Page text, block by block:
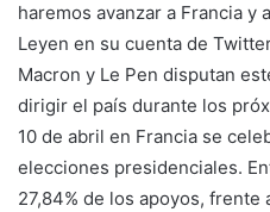
haremos avanzar a Francia y
Leyen en su cuenta de
Macron y Le Pen disputan
dirigir el país durante los
10 de abril en Francia se
elecciones presidenciales.
27,84% de los apoyos, frente